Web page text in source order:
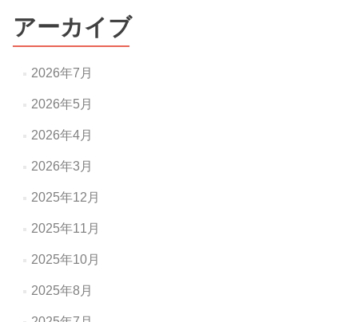
シ
ン
アーカイブ
2026年7月
2026年5月
2026年4月
2026年3月
2025年12月
2025年11月
2025年10月
2025年8月